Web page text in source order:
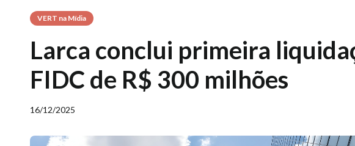
VERT na Mídia
Larca conclui primeira
FIDC de R$ 300 milhões
16/12/2025